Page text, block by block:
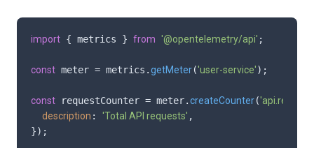
import { metrics } from '@opentelemetry/api' ;
const meter = metrics.getMeter('user-service');
const requestCounter = meter.createCounter(
description : 'Total API requests' ,
});